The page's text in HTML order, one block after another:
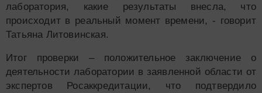
лаборатория, какие результаты внесла, что
происходит в реальный момент времени, - говорит
Татьяна Литовинская.
Итог проверки – положительное заключение о
деятельности лаборатории в заявленной области от
экспертов Росаккредитации, что подтвердило